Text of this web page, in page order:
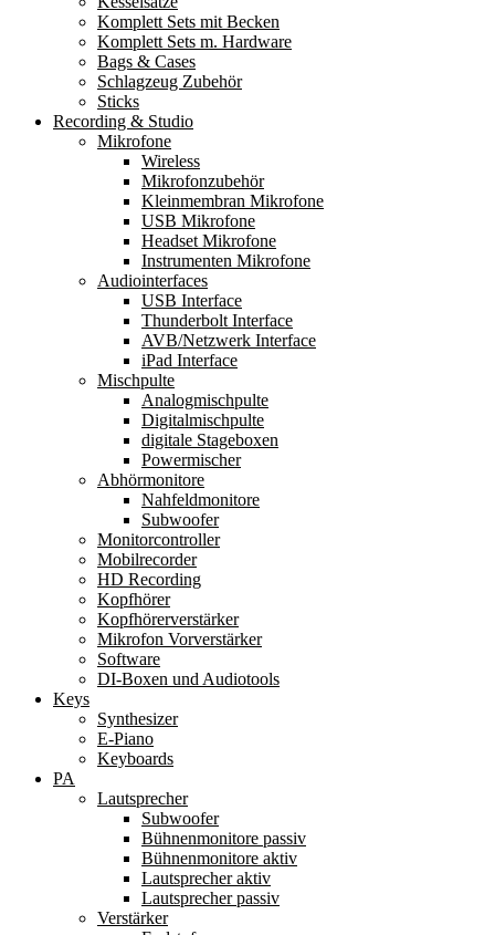
Komplett Sets mit Becken
Komplett Sets m. Hardware
Bags & Cases
Schlagzeug Zubehör
Sticks
Recording & Studio
Mikrofone
Wireless
Mikrofonzubehör
Kleinmembran Mikrofone
USB Mikrofone
Headset Mikrofone
Instrumenten Mikrofone
Audiointerfaces
USB Interface
Thunderbolt Interface
AVB/Netzwerk Interface
iPad Interface
Mischpulte
Analogmischpulte
Digitalmischpulte
digitale Stageboxen
Powermischer
Abhörmonitore
Nahfeldmonitore
Subwoofer
Monitorcontroller
Mobilrecorder
HD Recording
Kopfhörer
Kopfhörerverstärker
Mikrofon Vorverstärker
Software
DI-Boxen und Audiotools
Keys
Synthesizer
E-Piano
Keyboards
PA
Lautsprecher
Subwoofer
Bühnenmonitore passiv
Bühnenmonitore aktiv
Lautsprecher aktiv
Lautsprecher passiv
Verstärker